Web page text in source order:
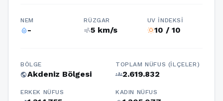
NEM
humidity_percentage-
RÜZGAR
air5 km/s
UV İNDEKSI
wb_sunny10 / 10
BÖLGE
publicAkdeniz Bölgesi
TOPLAM NÜFUS (İLÇELER)
groups2.619.832
ERKEK NÜFUS KADIN NÜFUS